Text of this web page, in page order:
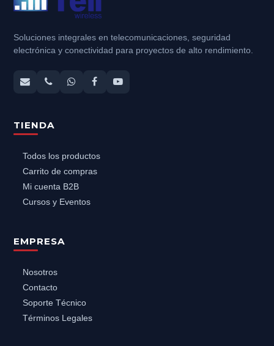
Soluciones integrales en telecomunicaciones, seguridad
electrónica y conectividad para proyectos de alto rendimiento.
TIENDA
Todos los productos
Carrito de compras
Mi cuenta B2B
Cursos y Eventos
EMPRESA
Nosotros
Contacto
Soporte Técnico
Términos Legales